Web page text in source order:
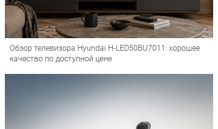
Обзор телевизора Hyundai H-LED50BU7011: хорошее
качество по доступной цене